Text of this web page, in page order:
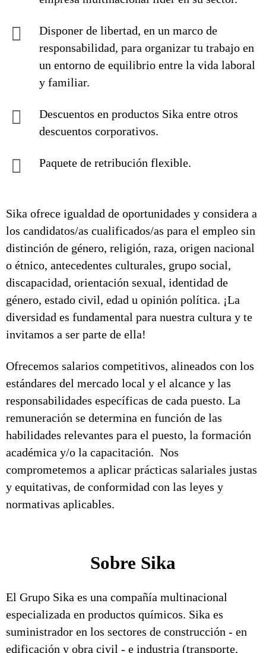
Disponer de libertad, en un marco de
responsabilidad, para organizar tu trabajo en
un entorno de equilibrio entre la vida laboral
y familiar.
Descuentos en productos Sika entre otros
descuentos corporativos.
Paquete de retribución flexible.
Sika ofrece igualdad de oportunidades y considera a
los candidatos/as cualificados/as para el empleo sin
distinción de género, religión, raza, origen nacional
o étnico, antecedentes culturales, grupo social,
discapacidad, orientación sexual, identidad de
género, estado civil, edad u opinión política. ¡La
diversidad es fundamental para nuestra cultura y te
invitamos a ser parte de ella!
Ofrecemos salarios competitivos, alineados con los
estándares del mercado local y el alcance y las
responsabilidades específicas de cada puesto. La
remuneración se determina en función de las
habilidades relevantes para el puesto, la formación
académica y/o la capacitación. Nos
comprometemos a aplicar prácticas salariales justas
y equitativas, de conformidad con las leyes y
normativas aplicables.
Sobre Sika
El Grupo Sika es una compañía multinacional
especializada en productos químicos. Sika es
suministrador en los sectores de construcción - en
edificación y obra civil - e industria (transporte,